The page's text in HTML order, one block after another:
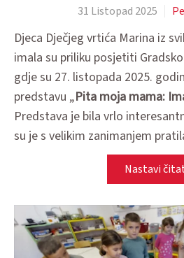
31 Listopad 2025
Djeca Dječjeg vrtića Marina iz
imala su priliku posjetiti
gdje su 27. listopada 2025.
predstavu „Pita moja mama:
Predstava je bila vrlo
su je s velikim zanimanjem
Nastavi